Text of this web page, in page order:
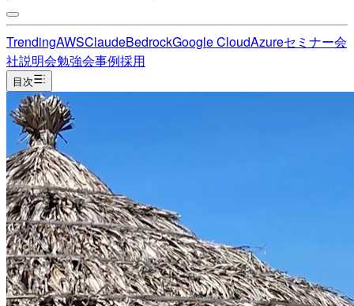
TrendingAWSClaudeBedrockGoogle CloudAzureセミナー会
社説明会勉強会事例採用
目次